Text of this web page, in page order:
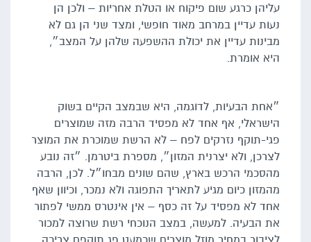
עליהן כרגע שום פיקוח או הטלת אחריות – ולכן הן
נעות עדיין במרחב מאוד חופשי, ומצד שני הן גם לא
מבינות עדיין את יכולת ההשפעה שלהן על המצב״,
היא אומרת.
״אחת הבעיות, לדוגמה, היא שבמצב הקיים בשוק
הישראלי, אף אחד לא מפסיד הרבה מזה שמוצרים
פגי-תוקף נזרקים לפח – לא הרשת שמוכרת את המוצר
לצרכן, ולא יצרנית המזון״, מספרת ביטרמן. ״זה נובע
מהסכמי הרכש בארץ, שהם שונים מבחו״ל. לכן, הרבה
מהמזון כיום מגיע לתאריך התפוגה ולא נמכר, וכיוון שאף
אחד לא מפסיד על זה כסף – אין אינטרס ממשי לפתור
את הבעיה. למעשה, במצב הנוכחי רשת שרוצה למכור